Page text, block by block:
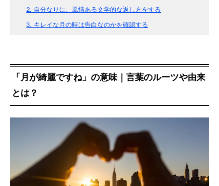
2. 自分なりに、風情ある文学的な返し方をする
3. キレイな月の時は告白なのかを確認する
「月が綺麗ですね」の意味｜言葉のルーツや由来
とは？